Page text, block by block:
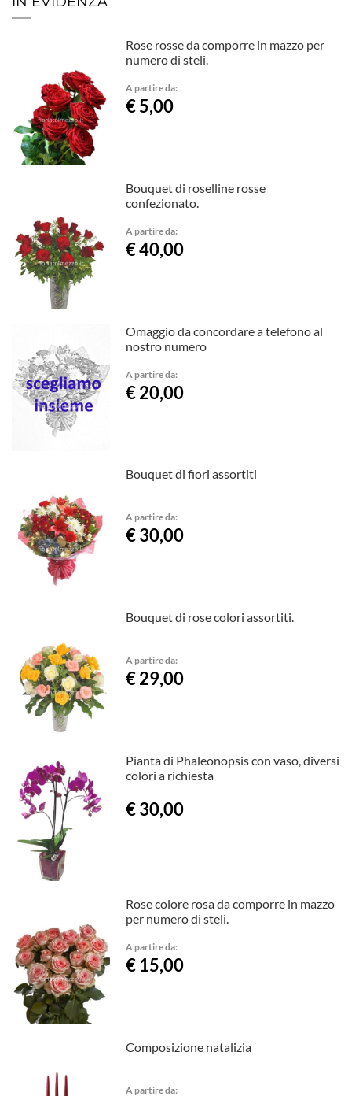
Rose rosse da comporre in mazzo per
numero di steli.
A partire da:
€ 5,00
Bouquet di roselline rosse
confezionato.
A partire da:
€ 40,00
Omaggio da concordare a telefono al
nostro numero
A partire da:
€ 20,00
Bouquet di fiori assortiti
A partire da:
€ 30,00
Bouquet di rose colori assortiti.
A partire da:
€ 29,00
Pianta di Phaleonopsis con vaso, diversi
colori a richiesta
€ 30,00
Rose colore rosa da comporre in mazzo
per numero di steli.
A partire da:
€ 15,00
Composizione natalizia
A partire da: